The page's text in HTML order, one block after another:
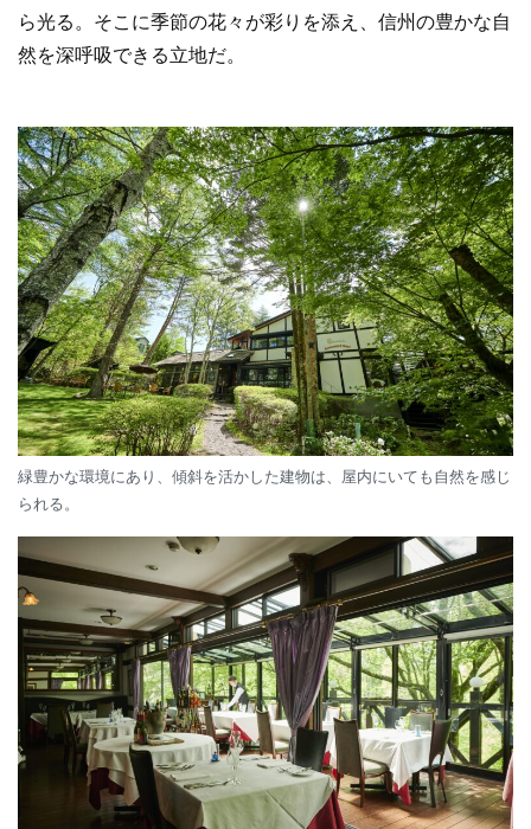
ら光る。そこに季節の花々が彩りを添え、信州の豊かな自
然を深呼吸できる立地だ。
緑豊かな環境にあり、傾斜を活かした建物は、屋内にいても自然を感じ
られる。